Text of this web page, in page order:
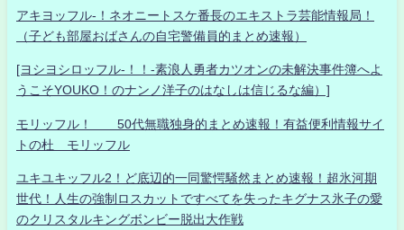
アキヨッフル-！ネオニートスケ番長のエキストラ芸能情報局！
（子ども部屋おばさんの自宅警備員的まとめ速報）
[ヨシヨシロッフル-！！-素浪人勇者カツオンの未解決事件簿へよ
うこそYOUKO！のナンノ洋子のはなしは信じるな編）]
モリッフル！ 50代無職独身的まとめ速報！有益便利情報サイ
トの杜 モリッフル
ユキユキッフル2！ど底辺的一同驚愕騒然まとめ速報！超氷河期
世代！人生の強制ロスカットですべてを失ったキグナス氷子の愛
のクリスタルキングボンビー脱出大作戦